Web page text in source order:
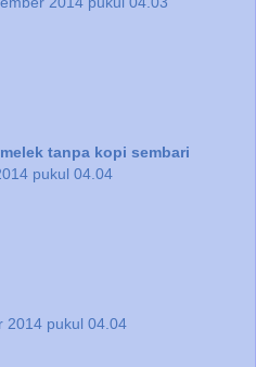
tanpa kopi sembari
pukul 04.04
2014 pukul 04.04